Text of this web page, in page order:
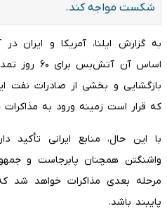
شکست مواجه کند.
به گزارش ایلنا، آمریکا و ایران
اساس آن
بازگشایی و بخشی از صادرات نفت
که قرار است زمینه ورود به
با این حال، منابع ایرانی تأکید
واشنگتن همچنان پابرجاست و
مرحله بعدی مذاکرات خواهد شد
پایبند باشد.